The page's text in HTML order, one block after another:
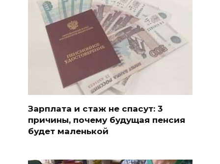
Зарплата и стаж не спасут: 3
причины, почему будущая пенсия
будет маленькой